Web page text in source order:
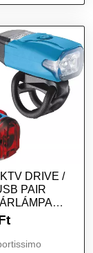
(LED)
DRIVE /
PAIR
MÉRET